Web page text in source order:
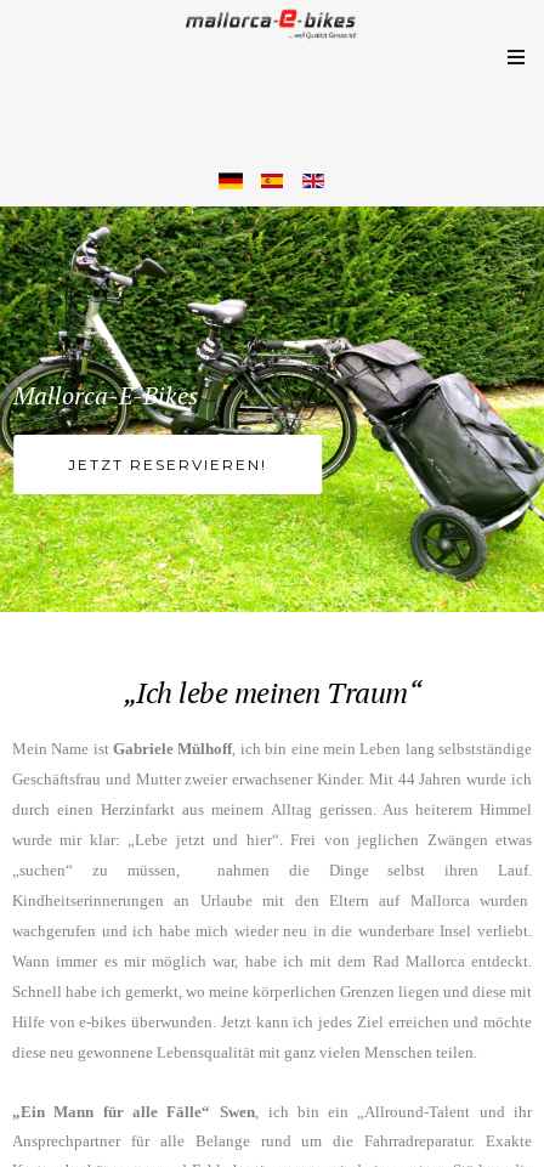
Mallorca-E-Bikes
JETZT RESERVIEREN!
„Ich lebe meinen Traum“
Mein Name istGabriele Mülhoff, ich bin eine mein Leben lang selbstständige
Geschäftsfrau und Mutter zweier erwachsener Kinder. Mit 44 Jahren wurde ich
durch einen Herzinfarkt aus meinem Alltag gerissen. Aus heiterem Himmel
wurde mir klar: „Lebe jetzt und hier“. Frei von jeglichen Zwängen etwas
„suchen“ zu müssen, nahmen die Dinge selbst ihren Lauf.
Kindheitserinnerungen an Urlaube mit den Eltern auf Mallorca wurden
wachgerufen und ich habe mich wieder neu in die wunderbare Insel verliebt.
Wann immer es mir möglich war, habe ich mit dem Rad Mallorca entdeckt.
Schnell habe ich gemerkt, wo meine körperlichen Grenzen liegen und diese mit
Hilfe von e-bikes überwunden. Jetzt kann ich jedes Ziel erreichen und möchte
diese neu gewonnene Lebensqualität mit ganz vielen Menschen teilen.
„Ein Mann für alle Fälle“ Swen, ich bin ein „Allround-Talent und ihr
Ansprechpartner für alle Belange rund um die Fahrradreparatur. Exakte